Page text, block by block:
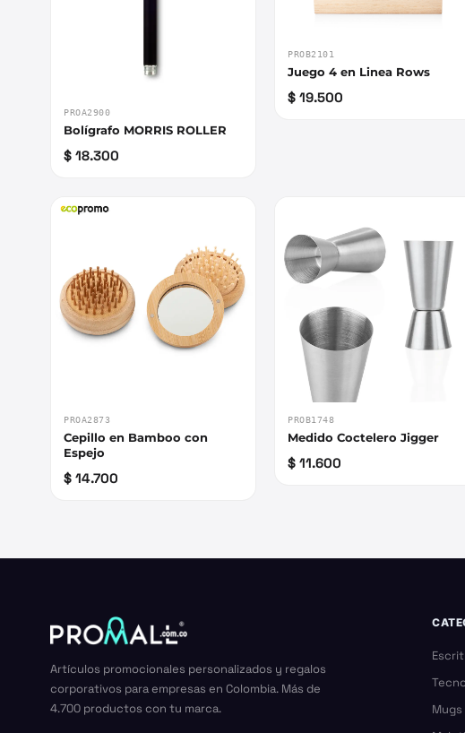
PROA2900
Bolígrafo MORRIS ROLLER
$ 18.300
PROB2101
Juego 4 en Linea Rows
$ 19.500
PROA2873
Cepillo en Bamboo con
Espejo
$ 14.700
PROB1748
Medido Coctelero Jigger
$ 11.600
Artículos promocionales personalizados y regalos
corporativos para empresas en Colombia. Más de
4.700 productos con tu marca.